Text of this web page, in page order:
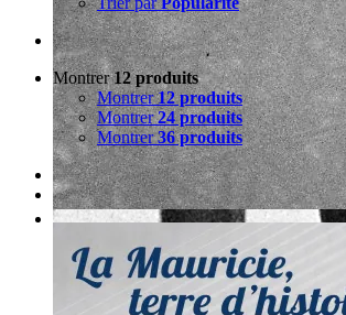
Montrer12 produits
Montrer12 produits
Montrer24 produits
Montrer36 produits